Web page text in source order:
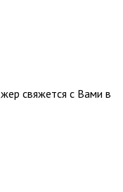
свяжется с Вами в